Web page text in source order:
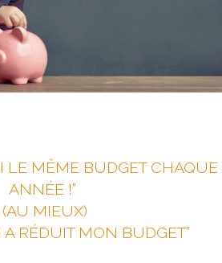
LE MÊME BUDGET CHAQUE
ANNÉE !”
(AU MIEUX)
A RÉDUIT MON BUDGET”